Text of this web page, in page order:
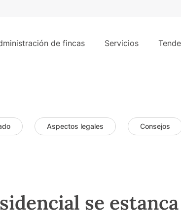
de fincas Servicios
Aspectos legales Consejos
se